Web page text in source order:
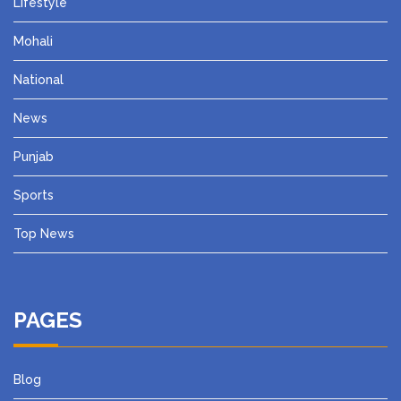
Lifestyle
Mohali
National
News
Punjab
Sports
Top News
PAGES
Blog